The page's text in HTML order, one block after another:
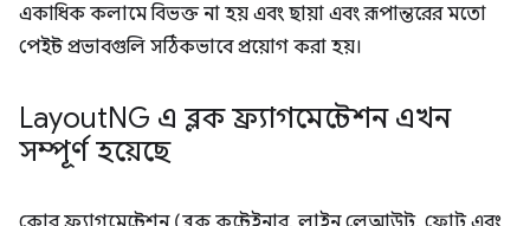
একাধিক কলামে বিভক্ত না হয় এবং ছায়া এবং রূপান্তরের মতো
পেইন্ট প্রভাবগুলি সঠিকভাবে প্রয়োগ করা হয়।
LayoutNG এ ব্লক ফ্র্যাগমেন্টেশন এখন
সম্পূর্ণ হয়েছে